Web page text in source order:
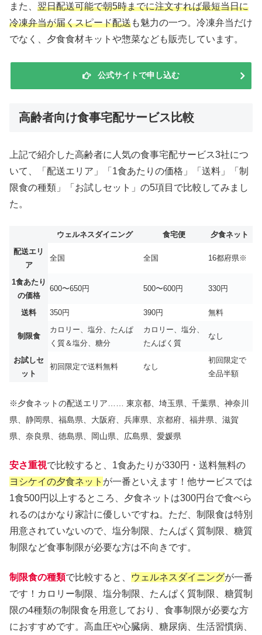
また、 翌日配送可能で朝5時までに注文すれば最短当日に
冷凍弁当が届くスピード配送も魅力の一つ。冷凍弁当だけ
でなく、夕食食材キットや惣菜なども販売しています。
公式サイトで申し込む
高齢者向け食事宅配サービス比較
上記で紹介した高齢者に人気の食事宅配サービス3社につ
いて、「配送エリア」「1食あたりの価格」「送料」「制
限食の種類」「お試しセット」の5項目で比較してみまし
た。
ウェルネスダイニング 食宅便
夕食ネット
配送エリ
ア
全国 全国 16都府県※
1食あたり
の価格
600〜650円 500〜600円 330円
送料 350円 390円 無料
制限食
カロリー、塩分、たんぱ
く質＆塩分、糖分
カロリー、塩分、
たんぱく質
なし
お試しセ
ット
初回限定で送料無料 なし
初回限定で
全品半額
※夕食ネットの配送エリア…… 東京都、埼玉県、千葉県、神奈川
県、静岡県、福島県、大阪府、兵庫県、京都府、福井県、滋賀
県、奈良県、徳島県、岡山県、広島県、愛媛県
安さ重視で比較すると、1食あたりが330円・送料無料の
ヨシケイの夕食ネット が一番といえます！他サービスでは
1食500円以上するところ、夕食ネットは300円台で食べら
れるのはかなり家計に優しいですね。ただ、制限食は特別
用意されていないので、塩分制限、たんぱく質制限、糖質
制限など食事制限が必要な方は不向きです。
制限食の種類で比較すると、 ウェルネスダイニングが一番
です！カロリー制限、塩分制限、たんぱく質制限、糖質制
限の4種類の制限食を用意しており、食事制限が必要な方
におすすめです。高血圧や心臓病、糖尿病、生活習慣病、